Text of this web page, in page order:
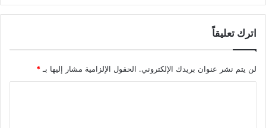
اترك تعليقاً
لن يتم نشر عنوان بريدك الإلكتروني. الحقول الإلزامية مشار إليها بـ *